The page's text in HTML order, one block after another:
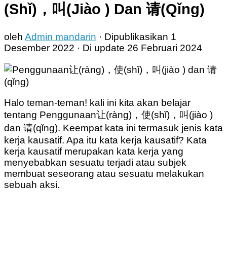
(Shǐ)，叫(Jiào ) Dan 请(Qǐng)
oleh Admin mandarin · Dipublikasikan 1
Desember 2022 · Di update 26 Februari 2024
Halo teman-teman! kali ini kita akan belajar
tentang Penggunaan让(ràng)，使(shǐ)，叫(jiào )
dan 请(qǐng). Keempat kata ini termasuk jenis kata
kerja kausatif. Apa itu kata kerja kausatif? Kata
kerja kausatif merupakan kata kerja yang
menyebabkan sesuatu terjadi atau subjek
membuat seseorang atau sesuatu melakukan
sebuah aksi.